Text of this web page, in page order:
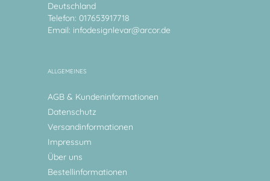
Deutschland
Telefon: 017653917718
Email: infodesignlevar@arcor.de
ALLGEMEINES
AGB & Kundeninformationen
Datenschutz
Versandinformationen
Impressum
Über uns
Bestellinformationen